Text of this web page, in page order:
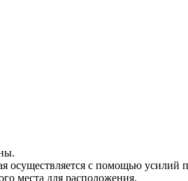
осуществляется с помощью усилий
места для расположения.